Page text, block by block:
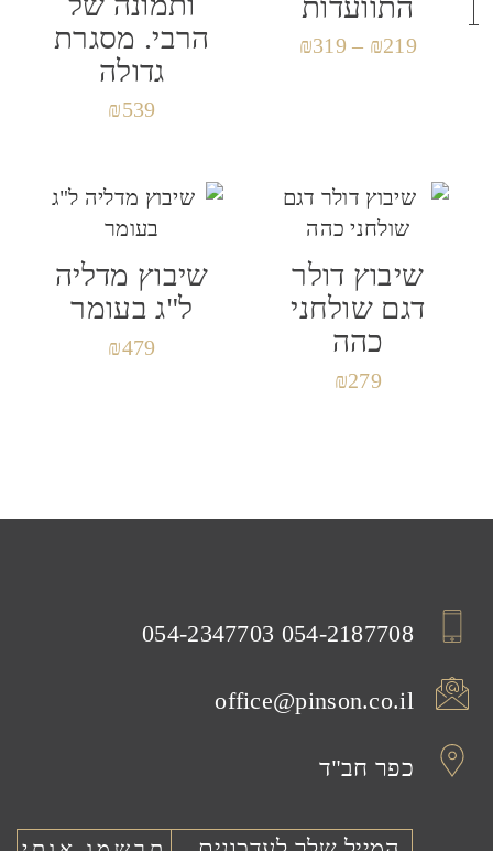
אימייל*
שמור בדפדפן זה את השם, האימייל והאתר שלי
לפעם הבאה שאגיב.
התוועדות
₪219
–
₪319
הרבי. מסגרת
גדולה
₪539
שיבוץ דולר
דגם שולחני
כהה
₪279
שיבוץ מדליה
ל"ג בעומר
₪479
054-2187708
054-2347703
office@pinson.co.il
כפר חב"ד